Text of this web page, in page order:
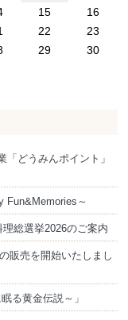
15
16
22
23
29
30
どうみんポイント」
Fun&Memories～
理総選挙2026のご案内
販売を開始いたしまし
る黄金伝説～」